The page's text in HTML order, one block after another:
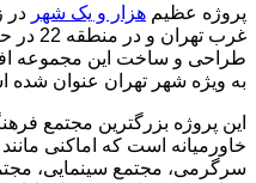
پروژه عظیم هزار و یک شهر
غرب
طراحی و ساخت این مجموعه
به ویژه شهر تهران عنوان شده
این پروژه بزرگترین مجتمع
خاورمیانه است که اماکنی